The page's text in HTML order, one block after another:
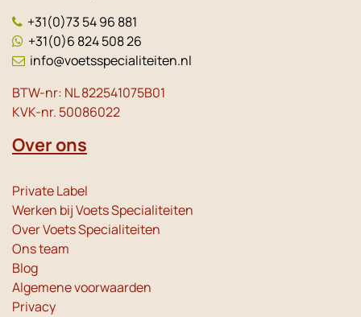
+31(0)73 54 96 881
+31(0)6 824 508 26
info@voetsspecialiteiten.nl
BTW-nr: NL 822541075B01
KVK-nr. 50086022
Over ons
Private Label
Werken bij Voets Specialiteiten
Over Voets Specialiteiten
Ons team
Blog
Algemene voorwaarden
Privacy